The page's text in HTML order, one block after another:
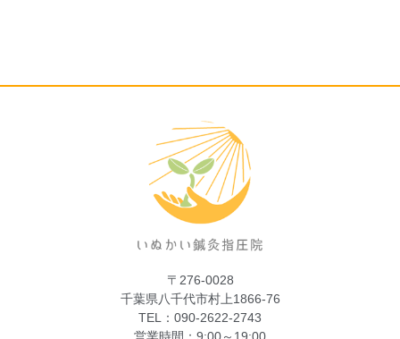
〒276-0028
千葉県八千代市村上1866-76
TEL：090-2622-2743